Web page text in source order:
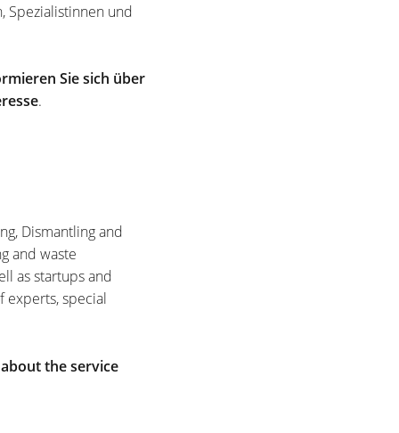
Spezialistinnen und
Sie sich über
.
Dismantling and
and waste
as startups and
experts, special
the service